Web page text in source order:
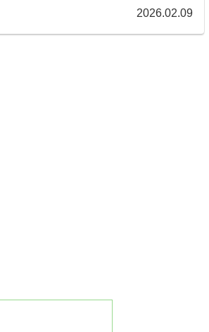
2026.02.09